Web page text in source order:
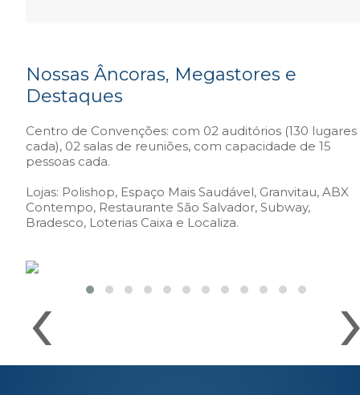
Nossas Âncoras, Megastores e
Destaques
Centro de Convenções: com 02 auditórios (130 lugares
cada), 02 salas de reuniões, com capacidade de 15
pessoas cada.
Lojas: Polishop, Espaço Mais Saudável, Granvitau, ABX
Contempo, Restaurante São Salvador, Subway,
Bradesco, Loterias Caixa e Localiza.
‹